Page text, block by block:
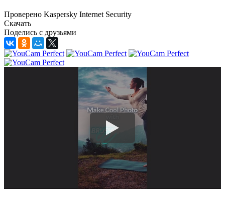
Проверено Kaspersky Internet Security
Скачать
Поделись с друзьями